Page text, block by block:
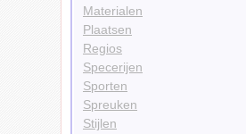
Materialen
Plaatsen
Regios
Specerijen
Sporten
Spreuken
Stijlen